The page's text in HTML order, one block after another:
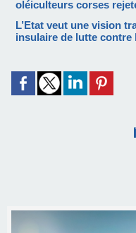
oléiculteurs corses
L’Etat veut une vision
insulaire de lutte contre